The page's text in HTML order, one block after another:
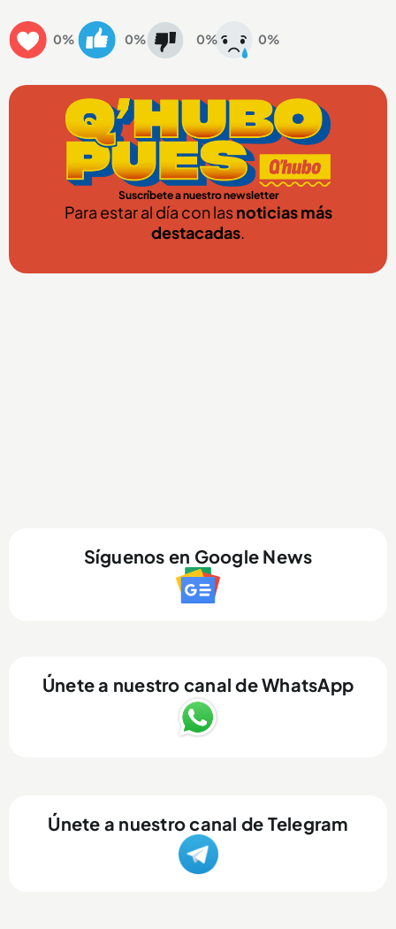
0% 0% 0% 0%
Suscríbete a nuestro newsletter
Para estar al día con lasnoticias más
destacadas.
Síguenos en Google News
Únete a nuestro canal de WhatsApp
Únete a nuestro canal de Telegram